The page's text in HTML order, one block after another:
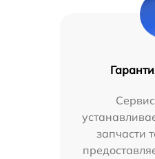
запчасти